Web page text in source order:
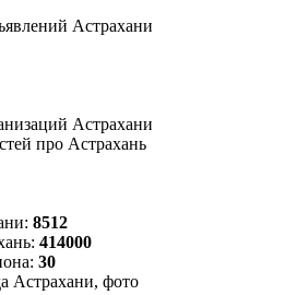
Астрахани
Астрахани
про Астрахань
8512
414000
30